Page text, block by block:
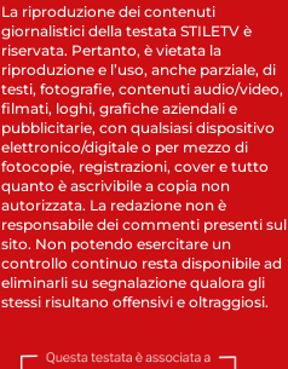
La riproduzione dei contenuti
giornalistici della testata STILETV è
riservata. Pertanto, è vietata la
riproduzione e l’uso, anche parziale, di
testi, fotografie, contenuti audio/video,
filmati, loghi, grafiche aziendali e
pubblicitarie, con qualsiasi dispositivo
elettronico/digitale o per mezzo di
fotocopie, registrazioni, cover e tutto
quanto è ascrivibile a copia non
autorizzata. La redazione non è
responsabile dei commenti presenti sul
sito. Non potendo esercitare un
controllo continuo resta disponibile ad
eliminarli su segnalazione qualora gli
stessi risultano offensivi e oltraggiosi.